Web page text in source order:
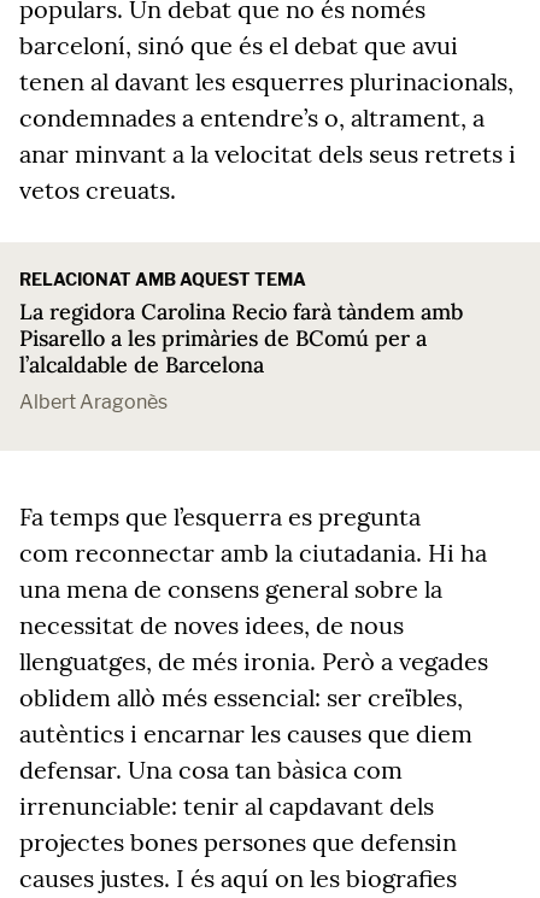
populars. Un debat que no és només
barceloní, sinó que és el debat que avui
tenen al davant les esquerres plurinacionals,
condemnades a entendre’s o, altrament, a
anar minvant a la velocitat dels seus retrets i
vetos creuats.
RELACIONAT AMB AQUEST TEMA
La regidora Carolina Recio farà tàndem amb
Pisarello a les primàries de BComú per a
l’alcaldable de Barcelona
Albert Aragonès
Fa temps que l’esquerra es pregunta
com reconnectar amb la ciutadania. Hi ha
una mena de consens general sobre la
necessitat de noves idees, de nous
llenguatges, de més ironia. Però a vegades
oblidem allò més essencial: ser creïbles,
autèntics i encarnar les causes que diem
defensar. Una cosa tan bàsica com
irrenunciable: tenir al capdavant dels
projectes bones persones que defensin
causes justes. I és aquí on les biografies